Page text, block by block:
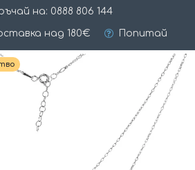
на: 0888 806 144
над 180€ Попитай